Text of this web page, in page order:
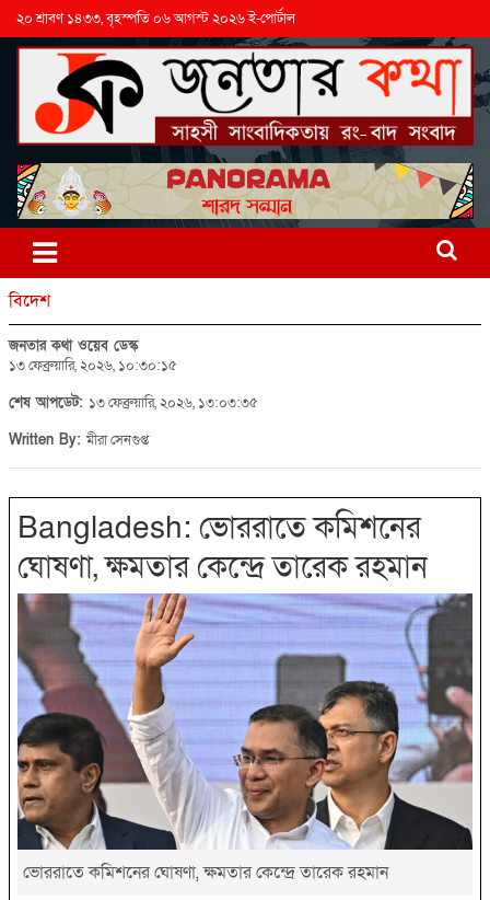
২০ শ্রাবণ ১৪৩৩, বৃহস্পতি ০৬ আগস্ট ২০২৬ ই-পোর্টাল
বিদেশ
জনতার কথা ওয়েব ডেস্ক
১৩ ফেব্রুয়ারি, ২০২৬, ১০:৩০:১৫
শেষ আপডেট: ১৩ ফেব্রুয়ারি, ২০২৬, ১৩:০৩:৩৫
Written By:মীরা সেনগুপ্ত
Bangladesh: ভোররাতে কমিশনের
ঘোষণা, ক্ষমতার কেন্দ্রে তারেক রহমান
ভোররাতে কমিশনের ঘোষণা, ক্ষমতার কেন্দ্রে তারেক রহমান